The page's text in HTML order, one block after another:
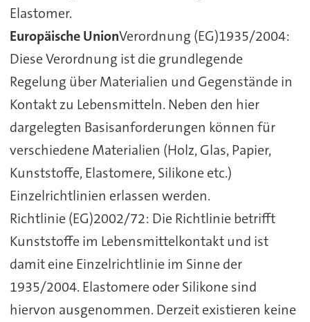
Elastomer.
Europäische UnionVerordnung (EG)1935/2004:
Diese Verordnung ist die grundlegende
Regelung über Materialien und Gegenstände in
Kontakt zu Lebensmitteln. Neben den hier
dargelegten Basisanforderungen können für
verschiedene Materialien (Holz, Glas, Papier,
Kunststoffe, Elastomere, Silikone etc.)
Einzelrichtlinien erlassen werden.
Richtlinie (EG)2002/72: Die Richtlinie betrifft
Kunststoffe im Lebensmittelkontakt und ist
damit eine Einzelrichtlinie im Sinne der
1935/2004. Elastomere oder Silikone sind
hiervon ausgenommen. Derzeit existieren keine